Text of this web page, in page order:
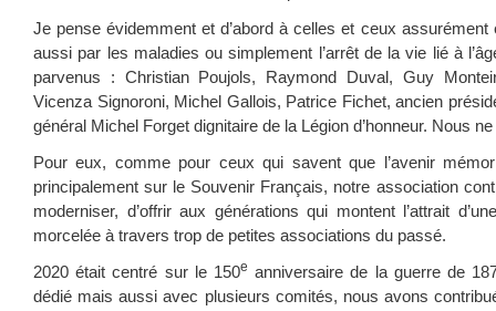
Je pense évidemment et d’abord à celles et ceux
aussi par les maladies ou simplement l’arrêt de la vie lié à
parvenus : Christian Poujols, Raymond Duval, Guy
Vicenza Signoroni, Michel Gallois, Patrice Fichet, ancien
général Michel Forget dignitaire de la Légion d’honneur. Nous
Pour eux, comme pour ceux qui savent que l’avenir
principalement sur le Souvenir Français, notre association
moderniser, d’offrir aux générations qui montent l’attrait
morcelée à travers trop de petites associations du passé.
2020 était centré sur le 150e anniversaire de la guerre de
dédié mais aussi avec plusieurs comités, nous avons